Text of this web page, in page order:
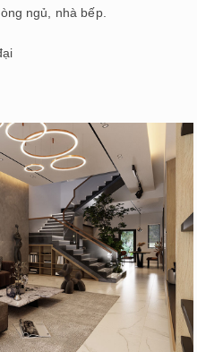
ngủ, nhà bếp.